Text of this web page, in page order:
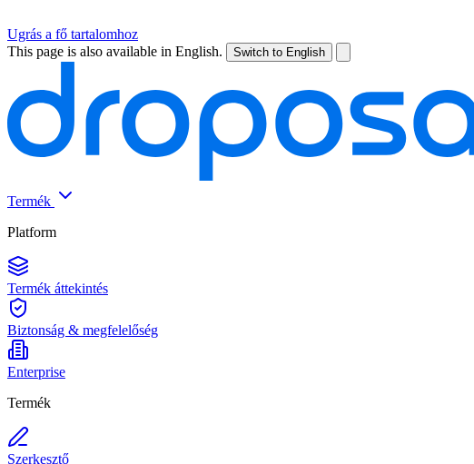
Ugrás a fő tartalomhoz
This page is also available in English.
Switch to English
Termék
Platform
Termék áttekintés
Biztonság & megfelelőség
Enterprise
Termék
Szerkesztő